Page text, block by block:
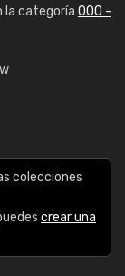
la categoría 000 -
colecciones
crear una